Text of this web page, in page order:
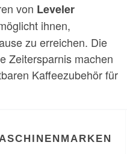
von Leveler
ihnen,
zu erreichen. Die
Zeitersparnis machen
Kaffeezubehör für